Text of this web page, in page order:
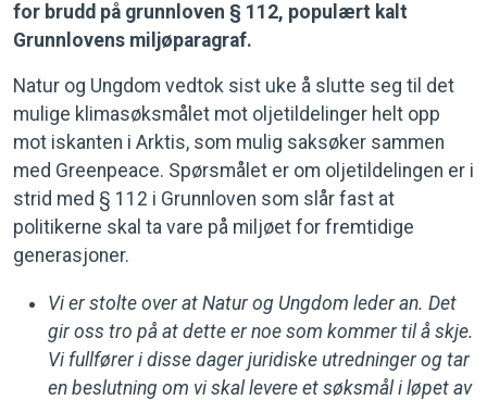
for brudd på grunnloven § 112, populært kalt
Grunnlovens miljøparagraf.
Natur og Ungdom vedtok sist uke å slutte seg til det
mulige klimasøksmålet mot oljetildelinger helt opp
mot iskanten i Arktis, som mulig saksøker sammen
med Greenpeace. Spørsmålet er om oljetildelingen er i
strid med § 112 i Grunnloven som slår fast at
politikerne skal ta vare på miljøet for fremtidige
generasjoner.
Vi er stolte over at Natur og Ungdom leder an. Det
gir oss tro på at dette er noe som kommer til å skje.
Vi fullfører i disse dager juridiske utredninger og tar
en beslutning om vi skal levere et søksmål i løpet av